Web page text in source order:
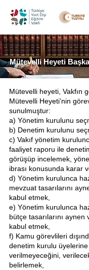
Mütevelli Heyeti
Mütevelli heyeti, Vakfın
Mütevelli Heyeti’nin
sunulmuştur:
a) Yönetim kurulunu
b) Denetim kurulunu
c) Vakıf yönetim
faaliyet raporu ile
görüşüp incelemek,
ibrası konusunda karar
d) Yönetim kurulunca
mevzuat tasarılarını
kabul etmek,
e) Yönetim kurulunca
bütçe tasarılarını
kabul etmek,
f) Kamu görevlileri
denetim kurulu
verilmeyeceğini,
belirlemek,